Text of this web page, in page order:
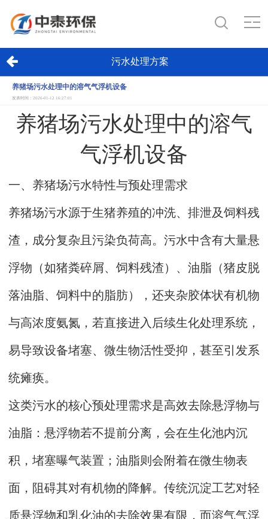
污水处理方案
养猪场污水处理中的溶气气浮机设备
发表时间：2026-01-12 16:27:01
养猪场污水处理中的溶气
气浮机设备
一、养猪场污水特性与预处理需求
养猪场污水源于生猪养殖的冲洗、排泄及饲料残
渣，成分复杂且污染负荷高。污水中含有大量悬
浮物（如猪粪碎屑、饲料残渣）、油脂（猪皮脱
落油脂、饲料中的脂肪），还夹杂胶体状有机物
与高浓度氨氮，若直接进入后续生化处理系统，
易导致设备堵塞、微生物活性受抑，甚至引发系
统瘫痪。
这类污水的核心预处理需求是高效去除悬浮物与
油脂：悬浮物若不提前分离，会在生化池内沉
积，堵塞曝气装置；油脂则会附着在微生物表
面，阻碍其对有机物的降解。传统沉淀工艺对轻
质悬浮物和乳化油的去除效果有限，而溶气气浮